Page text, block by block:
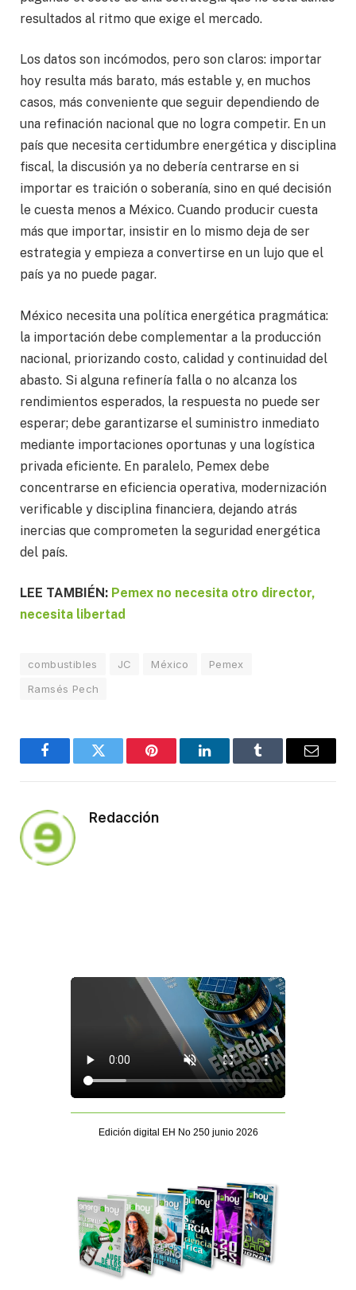
resultados al ritmo que exige el mercado.
Los datos son incómodos, pero son claros: importar
hoy resulta más barato, más estable y, en muchos
casos, más conveniente que seguir dependiendo de
una refinación nacional que no logra competir. En un
país que necesita certidumbre energética y disciplina
fiscal, la discusión ya no debería centrarse en si
importar es traición o soberanía, sino en qué decisión
le cuesta menos a México. Cuando producir cuesta
más que importar, insistir en lo mismo deja de ser
estrategia y empieza a convertirse en un lujo que el
país ya no puede pagar.
México necesita una política energética pragmática:
la importación debe complementar a la producción
nacional, priorizando costo, calidad y continuidad del
abasto. Si alguna refinería falla o no alcanza los
rendimientos esperados, la respuesta no puede ser
esperar; debe garantizarse el suministro inmediato
mediante importaciones oportunas y una logística
privada eficiente. En paralelo, Pemex debe
concentrarse en eficiencia operativa, modernización
verificable y disciplina financiera, dejando atrás
inercias que comprometen la seguridad energética
del país.
LEE TAMBIÉN: Pemex no necesita otro director,
necesita libertad
combustibles JC México
Pemex
Ramsés Pech
FacebookTwitter Pinterest LinkedInTumblr Email
Redacción
Edición digital EH No 250 junio 2026